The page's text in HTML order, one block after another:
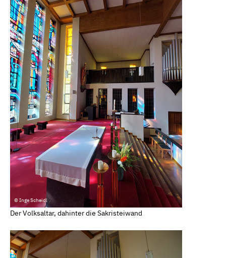
© Inge Scheidl
Der Volksaltar, dahinter die Sakristeiwand